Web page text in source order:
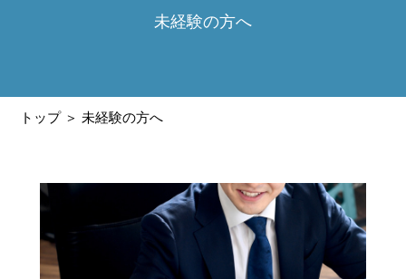
未経験の方へ
トップ＞ 未経験の方へ